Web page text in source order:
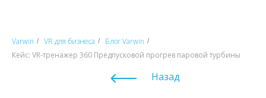
Varwin / VR для бизнеса / Блог Varwin /
Кейс: VR-тренажер 360 Предпусковой прогрев паровой турбины
Назад